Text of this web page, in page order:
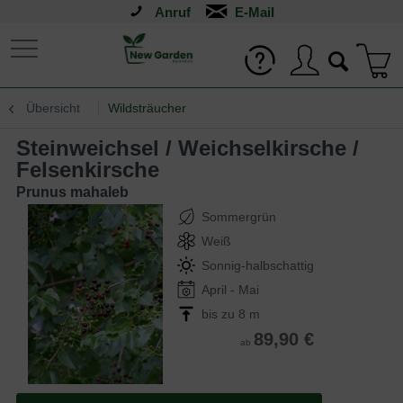
Anruf
Übersicht Wildsträucher
Steinweichsel / Weichselkirsche /
Felsenkirsche
Prunus mahaleb
Sommergrün
Weiß
Sonnig-halbschattig
April - Mai
bis zu 8 m
ab 89,90 €